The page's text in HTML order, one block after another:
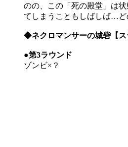
のの、この「死の殿堂」は
てしまうこともしばしば…ど
◆ネクロマンサーの城砦【ス
●第3ラウンド
ゾンビ×？